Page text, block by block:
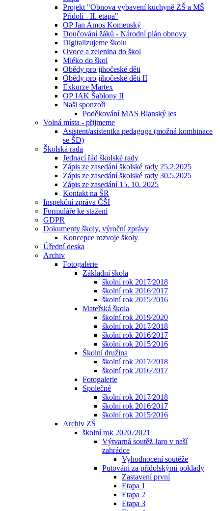
Projekt "Obnova vybavení kuchyně ZŠ a MŠ
Přídolí - II. etapa"
OP Jan Amos Komenský
Doučování žáků - Národní plán obnovy
Digitalizujeme školu
Ovoce a zelenina do škol
Mléko do škol
Obědy pro jihočeské děti
Obědy pro jihočeské děti II
Exkurze Martex
OP JAK Šablony II
Naši sponzoři
Poděkování MAS Blanský les
Volná místa - přijmeme
Asistent/asistentka pedagoga (možná kombinace
se ŠD)
Školská rada
Jednací řád školské rady
Zápis ze zasedání školské rady 25.2.2025
Zápis ze zasedání školské rady 30.5.2025
Zápis ze zasedání 15. 10. 2025
Kontakt na ŠR
Inspekční zpráva ČŠI
Formuláře ke stažení
GDPR
Dokumenty školy, výroční zprávy
Koncepce rozvoje školy
Úřední deska
Archiv
Fotogalerie
Základní škola
školní rok 2017⁄2018
školní rok 2016⁄2017
školní rok 2015⁄2016
Mateřská škola
školní rok 2019⁄2020
školní rok 2017⁄2018
školní rok 2016⁄2017
školní rok 2015⁄2016
Školní družina
školní rok 2017⁄2018
školní rok 2016⁄2017
Fotogalerie
Společné
školní rok 2017⁄2018
školní rok 2016⁄2017
školní rok 2015⁄2016
Archiv ZŠ
školní rok 2020 ⁄2021
Výtvarná soutěž Jaro v naší
zahrádce
Vyhodnocení soutěže
Putování za přídolskými poklady
Zastavení první
Etapa 1
Etapa 2
Etapa 3